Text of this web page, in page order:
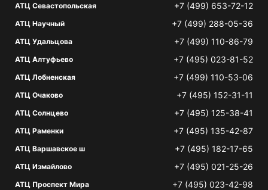
АТЦ Севастопольская +7 (499) 653-72-12
АТЦ Научный +7 (499) 288-05-36
АТЦ Удальцова +7 (499) 110-86-79
АТЦ Алтуфьево +7 (495) 023-81-52
АТЦ Лобненская +7 (499) 110-53-06
АТЦ Очаково +7 (495) 152-31-11
АТЦ Солнцево +7 (495) 125-38-41
АТЦ Раменки +7 (495) 135-42-87
АТЦ Варшавское ш +7 (495) 182-17-65
АТЦ Измайлово +7 (495) 021-25-26
АТЦ Проспект Мира +7 (495) 023-42-98